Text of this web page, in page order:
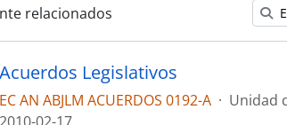
relacionados
Acuerdos Legislativos
EC AN ABJLM ACUERDOS 0192-A · Unidad